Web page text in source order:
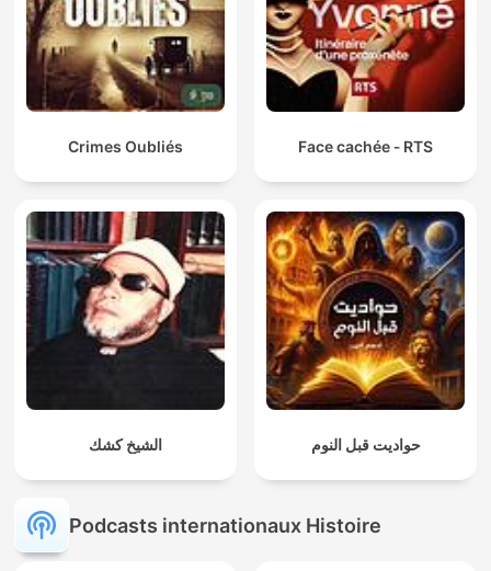
Crimes Oubliés Face cachée ‐ RTS
الشيخ كشك حواديت قبل النوم
Podcasts internationaux Histoire